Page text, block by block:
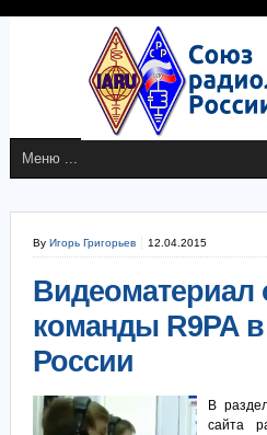
By Игорь Григорьев 12.04.2015
Видеоматериал
команды R9PA
России
В
сайта